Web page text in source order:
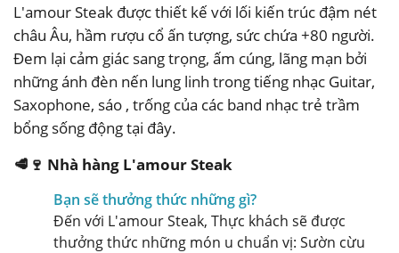
L'amour Steak được thiết kế với lối kiến trúc đậm nét
châu Âu, hầm rượu cổ ấn tượng, sức chứa +80 người.
Đem lại cảm giác sang trọng, ấm cúng, lãng mạn bởi
những ánh đèn nến lung linh trong tiếng nhạc Guitar,
Saxophone, sáo , trống của các band nhạc trẻ trầm
bổng sống động tại đây.
🥩🍷 Nhà hàng L'amour Steak
Bạn sẽ thưởng thức những gì?
Đến với L'amour Steak, Thực khách sẽ được
thưởng thức những món u chuẩn vị: Sườn cừu